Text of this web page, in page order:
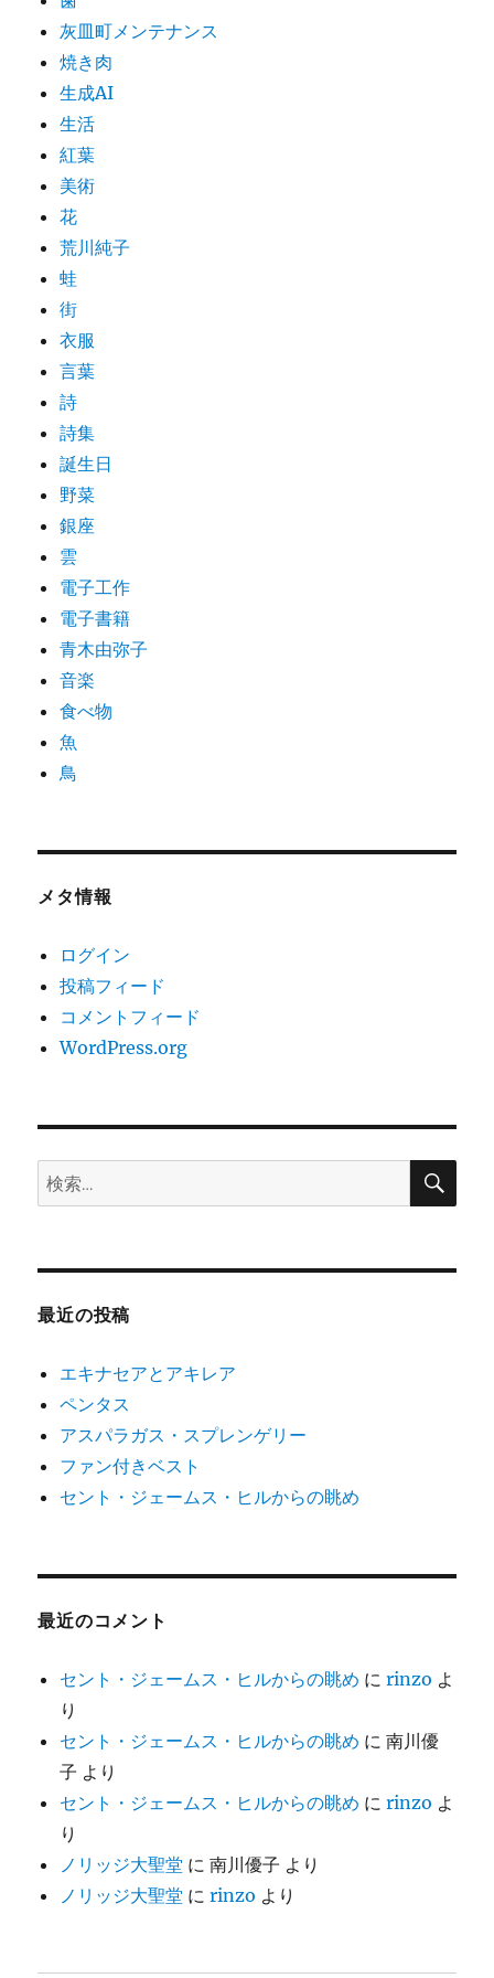
灰皿町メンテナンス
焼き肉
生成AI
生活
紅葉
美術
花
荒川純子
蛙
街
衣服
言葉
詩
詩集
誕生日
野菜
銀座
雲
電子工作
電子書籍
青木由弥子
音楽
食べ物
魚
鳥
メタ情報
ログイン
投稿フィード
コメントフィード
WordPress.org
検
索:
検
最近の投稿
エキナセアとアキレア
ペンタス
アスパラガス・スプレンゲリー
ファン付きベスト
セント・ジェームス・ヒルからの眺め
最近のコメント
セント・ジェームス・ヒルからの眺め にrinzo よ
り
セント・ジェームス・ヒルからの眺め に南川優
子 より
セント・ジェームス・ヒルからの眺め にrinzo よ
り
ノリッジ大聖堂 に南川優子 より
ノリッジ大聖堂 にrinzo より